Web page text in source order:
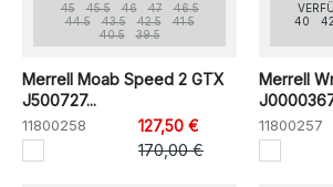
45
45.5 46 47
46.5
44.5
43.5 42.5
41.5
40.5
39.5
Merrell Moab Speed 2 GTX
J500727...
11800258
127,50 €
170,00 €
40
42
Merrell
11800257